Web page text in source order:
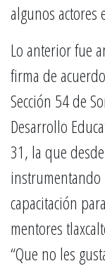
algunos actores
Lo anterior fue
firma de
Sección 54 de
Desarrollo
31, la que
capacitación
mentores
“Que no les